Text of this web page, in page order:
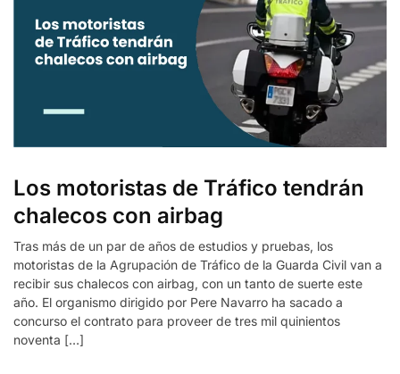
Los motoristas de Tráfico tendrán
chalecos con airbag
Tras más de un par de años de estudios y pruebas, los
motoristas de la Agrupación de Tráfico de la Guarda Civil van a
recibir sus chalecos con airbag, con un tanto de suerte este
año. El organismo dirigido por Pere Navarro ha sacado a
concurso el contrato para proveer de tres mil quinientos
noventa […]